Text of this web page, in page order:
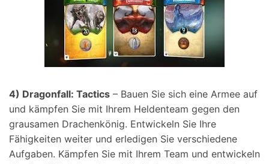
4) Dragonfall: Tactics – Bauen Sie sich eine Armee auf
und kämpfen Sie mit Ihrem Heldenteam gegen den
grausamen Drachenkönig. Entwickeln Sie Ihre
Fähigkeiten weiter und erledigen Sie verschiedene
Aufgaben. Kämpfen Sie mit Ihrem Team und entwickeln